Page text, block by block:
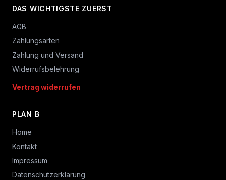
DAS WICHTIGSTE ZUERST
AGB
Zahlungsarten
Zahlung und Versand
Widerrufsbelehrung
Vertrag widerrufen
PLAN B
Home
Kontakt
Impressum
Datenschutzerklärung